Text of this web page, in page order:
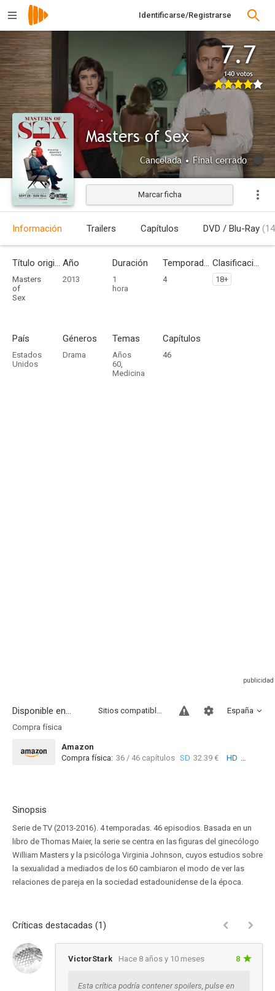
Identificarse/Registrarse
7.7
140 votos
Masters of Sex
Cancelada • Final cerrado
Marcar ficha
Información Trailers Capítulos DVD / Blu-Ray
Título original
Masters
of
Sex
Año
2013
Duración
1
hora
Temporadas
4
Clasificación por edades
18+
País
Estados
Unidos
Géneros
Drama
Temas
Años
60,
Medicina
Capítulos
46
Disponible en... España
Sitios compatibles
Compra física
Amazon
Compra física: 36 / 46 capítulos SD 32.39 € HD
Sinopsis
Serie de TV (2013-2016). 4 temporadas. 46 episodios. Basada en un
libro de Thomas Maier, la serie se centra en las figuras del ginecólogo
William Masters y la psicóloga Virginia Johnson, cuyos estudios sobre
la sexualidad a mediados de los 60 cambiaron el modo de ver las
relaciones de pareja en la sociedad estadounidense de la época.
Críticas destacadas (1)
VictorStark Hace 8 años y 10 meses 8
Esta crítica podría contener spoilers, pulse en